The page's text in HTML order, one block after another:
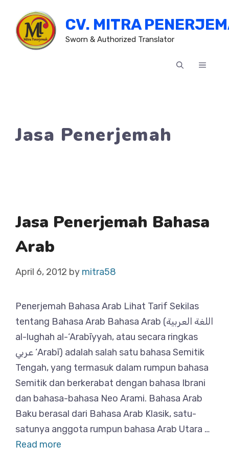
content
CV. MITRA
Sworn & Authorized Translator
MENU
Jasa Penerjemah
Jasa Penerjemah Bahasa
Arab
April 6, 2012 by mitra58
Penerjemah Bahasa Arab Lihat Tarif Sekilas
tentang Bahasa Arab Bahasa Arab (اللغة العربية
al-lughah al-‘Arabīyyah, atau secara ringkas
عربي ‘Arabī) adalah salah satu bahasa Semitik
Tengah, yang termasuk dalam rumpun bahasa
Semitik dan berkerabat dengan bahasa Ibrani
dan bahasa-bahasa Neo Arami. Bahasa Arab
Baku berasal dari Bahasa Arab Klasik, satu-
satunya anggota rumpun bahasa Arab Utara …
Read more